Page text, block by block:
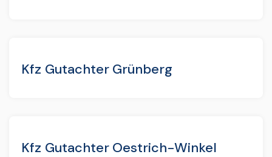
Kfz Gutachter Grünberg
Kfz Gutachter Oestrich-Winkel